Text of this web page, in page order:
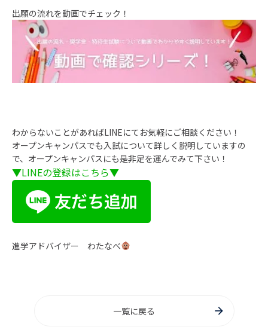
出願の流れを動画でチェック！
わからないことがあればLINEにてお気軽にご相談ください！
オープンキャンパスでも入試について詳しく説明していますの
で、オープンキャンパスにも是非足を運んでみて下さい！
▼LINEの登録はこちら▼
進学アドバイザー わたなべ
一覧に戻る